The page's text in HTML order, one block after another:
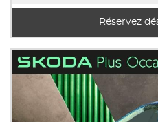
Réservez